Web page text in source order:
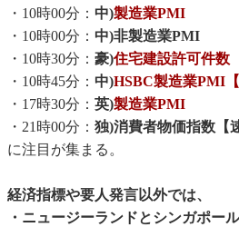
・10時00分： 中)製造業PMI
・10時00分： 中)非製造業PMI
・10時30分： 豪)住宅建設許可件数
・10時45分： 中)HSBC製造業PMI【
・17時30分： 英)製造業PMI
・21時00分： 独)消費者物価指数【
に注目が集まる。
経済指標や要人発言以外では、
・ニュージーランドとシンガポー